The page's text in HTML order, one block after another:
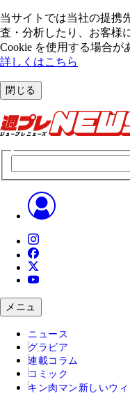
当サイトでは当社の提携
査・分析したり、お客様
Cookie を使⽤する場合が
詳しくはこちら
閉じる
メニュ
ニュース
グラビア
連載コラム
コミック
キン肉マン 新しいウ